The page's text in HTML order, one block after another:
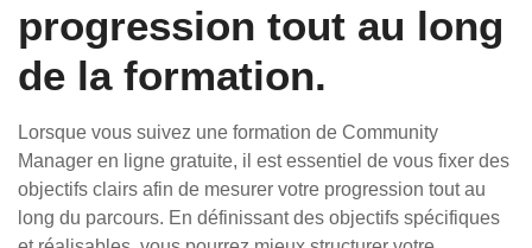
progression tout au long
de la formation.
Lorsque vous suivez une formation de Community
Manager en ligne gratuite, il est essentiel de vous fixer des
objectifs clairs afin de mesurer votre progression tout au
long du parcours. En définissant des objectifs spécifiques